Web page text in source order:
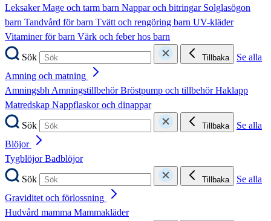
LeksakerMage och tarm barn Nappar och bitringar Solglasögon
barn Tandvård för barn Tvätt och rengöring barn UV-kläder
Vitaminer för barn Värk och feber hos barn
Sök
Tillbaka
Se alla
Amning och matning
AmningsbhAmningstillbehörBröstpump och tillbehörHaklapp
Matredskap Nappflaskor och dinappar
Sök
Tillbaka
Se alla
Blöjor
TygblöjorBadblöjor
Sök
Tillbaka
Se alla
Graviditet och förlossning
Hudvård mamma Mammakläder